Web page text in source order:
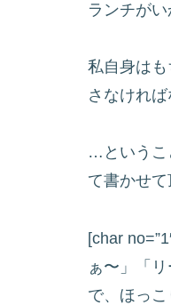
ランチが
私自身は
さなければ
…というこ
て書かせて
[char
ぁ〜」「
で、ほっ